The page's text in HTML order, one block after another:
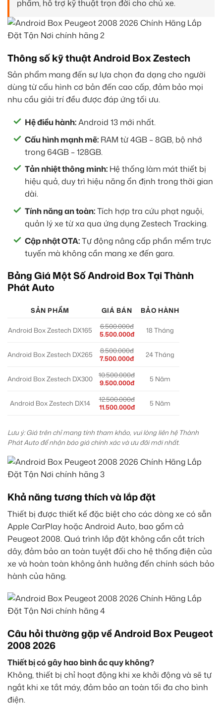
phẩm, hỗ trợ kỹ thuật trọn đời cho chủ xe.
Thông số kỹ thuật Android Box Zestech
Sản phẩm mang đến sự lựa chọn đa dạng cho người
dùng từ cấu hình cơ bản đến cao cấp, đảm bảo mọi
nhu cầu giải trí đều được đáp ứng tối ưu.
Hệ điều hành:Android 13 mới nhất.
Cấu hình mạnh mẽ: RAM từ 4GB – 8GB, bộ nhớ
trong 64GB – 128GB.
Tản nhiệt thông minh: Hệ thống làm mát thiết bị
hiệu quả, duy trì hiệu năng ổn định trong thời gian
dài.
Tính năng an toàn:Tích hợp tra cứu phạt nguội,
quản lý xe từ xa qua ứng dụng Zestech Tracking.
Cập nhật OTA:Tự động nâng cấp phần mềm trực
tuyến mà không cần mang xe đến gara.
Bảng Giá Một Số Android Box Tại Thành
Phát Auto
SẢN PHẨM GIÁ BÁN BẢO HÀNH
Android Box Zestech DX165
6.500.000đ
5.500.000đ
18 Tháng
Android Box Zestech DX265
8.500.000đ
7.500.000đ
24 Tháng
Android Box Zestech DX300
10.500.000đ
9.500.000đ
5 Năm
Android Box Zestech DX14
12.500.000đ
11.500.000đ
5 Năm
Lưu ý: Giá trên chỉ mang tính tham khảo, vui lòng liên hệ Thành
Phát Auto để nhận báo giá chính xác và ưu đãi mới nhất.
Khả năng tương thích và lắp đặt
Thiết bị được thiết kế đặc biệt cho các dòng xe có sẵn
Apple CarPlay hoặc Android Auto, bao gồm cả
Peugeot 2008. Quá trình lắp đặt không cần cắt trích
dây, đảm bảo an toàn tuyệt đối cho hệ thống điện của
xe và hoàn toàn không ảnh hưởng đến chính sách bảo
hành của hãng.
Câu hỏi thường gặp về Android Box Peugeot
2008 2026
Thiết bị có gây hao bình ắc quy không?
Không, thiết bị chỉ hoạt động khi xe khởi động và sẽ tự
ngắt khi xe tắt máy, đảm bảo an toàn tối đa cho bình
điện.